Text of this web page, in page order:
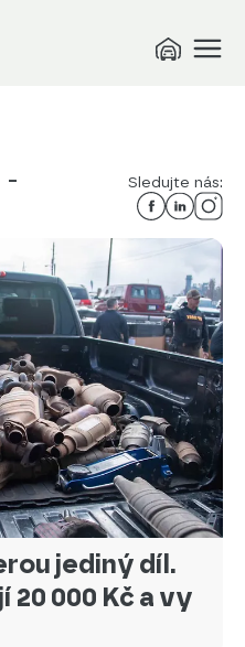
-
Sledujte nás:
jediný díl.
20 000 Kč a vy